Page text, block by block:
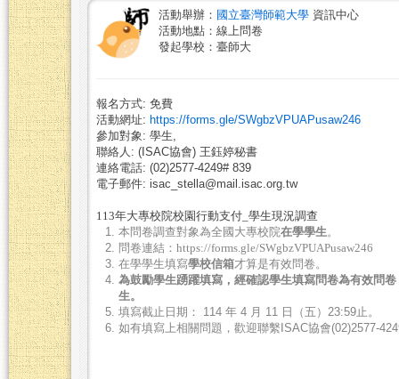
活動舉辦： 國立臺灣師範大學 資訊中心
活動地點：線上問卷
發起學校：臺師大
報名方式: 免費
活動網址: https://forms.gle/SWgbzVPUAPusaw246
參加對象: 學生,
聯絡人: (ISAC協會) 王鈺婷秘書
連絡電話: (02)2577-4249# 839
電子郵件: isac_stella@mail.isac.org.tw
113年大專校院校園行動支付_學生現況調查
本問卷調查對象為全國大專校院在學學生 。
問卷連結：https://forms.gle/SWgbzVPUAPusaw246
在學學生填寫學校信箱才算是有效問卷。
為鼓勵學生踴躍填寫，經確認學生填寫問卷為有效問卷
生。
填寫截止日期： 114 年 4 月 11 日（五）23:59止。
如有填寫上相關問題，歡迎聯繫ISAC協會(02)2577-